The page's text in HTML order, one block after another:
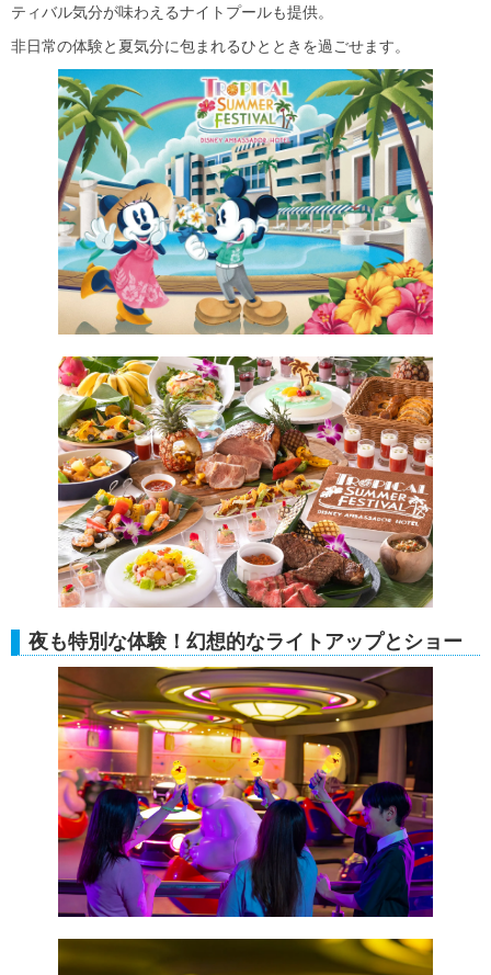
ティバル気分が味わえるナイトプールも提供。
非日常の体験と夏気分に包まれるひとときを過ごせます。
夜も特別な体験！幻想的なライトアップとショー